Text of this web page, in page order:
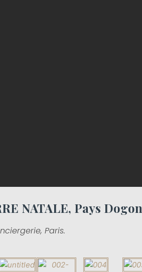
NATALE, Pays Dogon
Paris.